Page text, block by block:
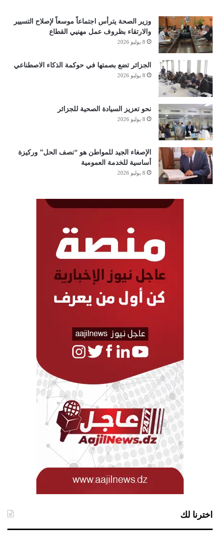
وزير الصحة يترأس اجتماعاً موسعاً لإصلاح التسيير
والارتقاء بظروف عمل مهنيي القطاع
8 يوليو 2026
الجزائر تضع بصمتها في حوكمة الذكاء الاصطناعي
8 يوليو 2026
نحو تعزيز السيادة الصحية للجزائر
8 يوليو 2026
الإصغاء الجيد للمواطن هو “نصف الحل” وركيزة
أساسية للخدمة العمومية
8 يوليو 2026
اخترنا لك